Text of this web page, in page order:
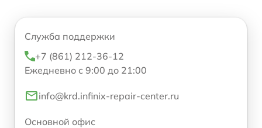
Служба поддержки
+7 (861) 212-36-12
Ежедневно с 9:00 до 21:00
info@krd.infinix-repair-center.ru
Основной офис